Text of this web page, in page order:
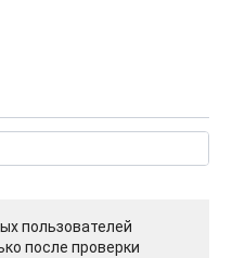
пользователей
после проверки